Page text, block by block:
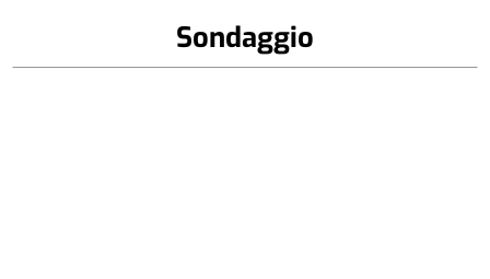
Sondaggio